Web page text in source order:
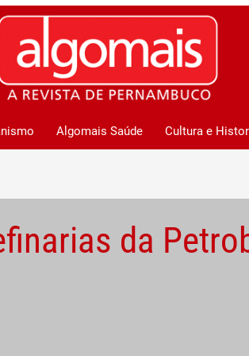
Algomais Saúde Cultura e
da